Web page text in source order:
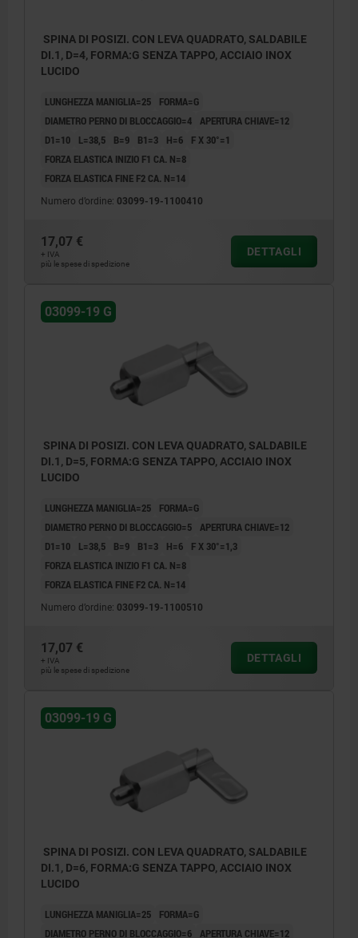
SPINA DI POSIZI. CON LEVA QUADRATO, SALDABILE
DI.1, D=4, FORMA:G SENZA TAPPO, ACCIAIO INOX
LUCIDO
LUNGHEZZA MANIGLIA=25
FORMA=G
DIAMETRO PERNO DI BLOCCAGGIO=4 APERTURA CHIAVE=12
D1=10
L=38,5 B=9 B1=3 H=6
F X 30°=1
FORZA ELASTICA INIZIO F1 CA. N=8
FORZA ELASTICA FINE F2 CA. N=14
Numero d’ordine: 03099-19-1100410
17,07 €
+ IVA
più le spese di spedizione
DETTAGLI
03099-19 G
SPINA DI POSIZI. CON LEVA QUADRATO, SALDABILE
DI.1, D=5, FORMA:G SENZA TAPPO, ACCIAIO INOX
LUCIDO
LUNGHEZZA MANIGLIA=25
FORMA=G
DIAMETRO PERNO DI BLOCCAGGIO=5 APERTURA CHIAVE=12
D1=10
L=38,5 B=9 B1=3 H=6
F X 30°=1,3
FORZA ELASTICA INIZIO F1 CA. N=8
FORZA ELASTICA FINE F2 CA. N=14
Numero d’ordine: 03099-19-1100510
17,07 €
+ IVA
più le spese di spedizione
DETTAGLI
03099-19 G
SPINA DI POSIZI. CON LEVA QUADRATO, SALDABILE
DI.1, D=6, FORMA:G SENZA TAPPO, ACCIAIO INOX
LUCIDO
LUNGHEZZA MANIGLIA=25
FORMA=G
DIAMETRO PERNO DI BLOCCAGGIO=6 APERTURA CHIAVE=12